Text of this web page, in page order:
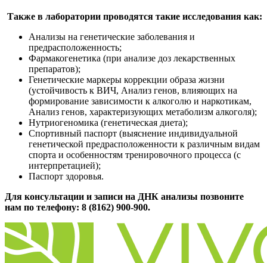
Также в лаборатории проводятся такие исследования как:
Анализы на генетические заболевания и
предрасположенность;
Фармакогенетика (при анализе доз лекарственных
препаратов);
Генетические маркеры коррекции образа жизни
(устойчивость к ВИЧ, Анализ генов, влияющих на
формирование зависимости к алкоголю и наркотикам,
Анализ генов, характеризующих метаболизм алкоголя);
Нутриогеномика (генетическая диета);
Спортивный паспорт (выяснение индивидуальной
генетической предрасположенности к различным видам
спорта и особенностям тренировочного процесса (с
интерпретацией);
Паспорт здоровья.
Для консультации и записи на ДНК анализы позвоните
нам по телефону: 8 (8162) 900-900.